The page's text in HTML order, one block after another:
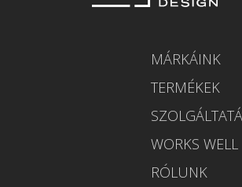
MÁRKÁINK
TERMÉKEK
WORKS WELL
RÓLUNK